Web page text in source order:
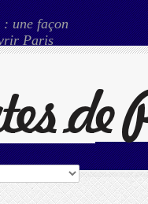
: une façon
Paris